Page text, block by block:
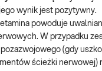
wynik jest pozytywny.
powoduje
W przypadku
(gdy
ścieżki nerwowej)